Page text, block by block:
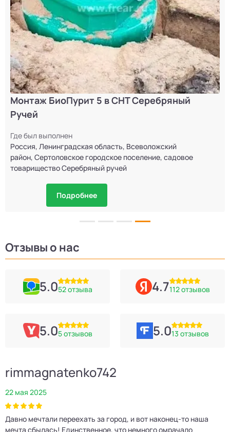
Монтаж Астра 5 Long с высоким уровнем
грунтовых вод
Где был выполнен
Россия, Ленинградская область, Всеволожский
район, Морозовское городское поселение, посёлок
городского типа имени Морозова
Подробнее
Отзывы о нас
5.052 отзыва 4.7112 отзывов
5.05 отзывов 5.013 отзывов
rimmagnatenko742
22 мая 2025
Давно мечтали переехать за город, и вот наконец‑то наша
мечта сбылась! Единственное, что немного омрачало